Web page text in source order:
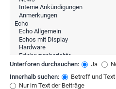
Unterforen durchsuchen: Ja
Innerhalb suchen:
Betreff und
Nur im Text der Beiträge